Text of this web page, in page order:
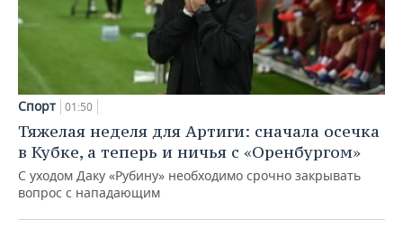
Спорт 01:50
Тяжелая неделя для Артиги: сначала осечка
в Кубке, а теперь и ничья с «Оренбургом»
С уходом Даку «Рубину» необходимо срочно закрывать
вопрос с нападающим